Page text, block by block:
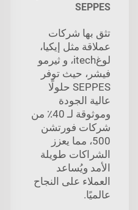
SEPPES
تثق بها شركات
عملاقة مثل إيكيا،
لوغitech، و ثيرمو
فيشر، حيث توفر
SEPPES حلولًا
عالية الجودة
وموثوقة لـ 40٪ من
شركات فورتشن
500، مما يعزز
الشراكات طويلة
الأمد ويُساعد
العملاء على النجاح
عالميًا.